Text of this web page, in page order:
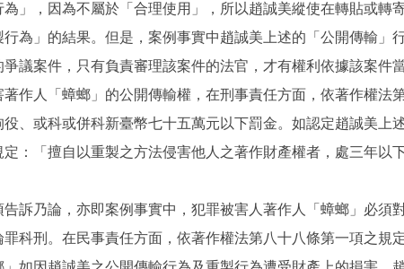
」，因為不屬於「合理使用」，所以趙誠美縱使在轉貼或轉
為」的結果。但是，案例事實中趙誠美上述的「公開傳輸」
議案件，只有負責審理該案件的法官，才有權利依據該案件
作人「蟑螂」的公開傳輸權，在刑事責任方面，依著作權法
、或科或併科新臺幣七十五萬元以下罰金。如認定趙誠美上
：「擅自以重製之方法侵害他人之著作財產權者，處三年以
訴乃論，亦即案例事實中，犯罪被害人著作人「蟑螂」必須
科刑。在民事責任方面，依著作權法第八十八條第一項之規